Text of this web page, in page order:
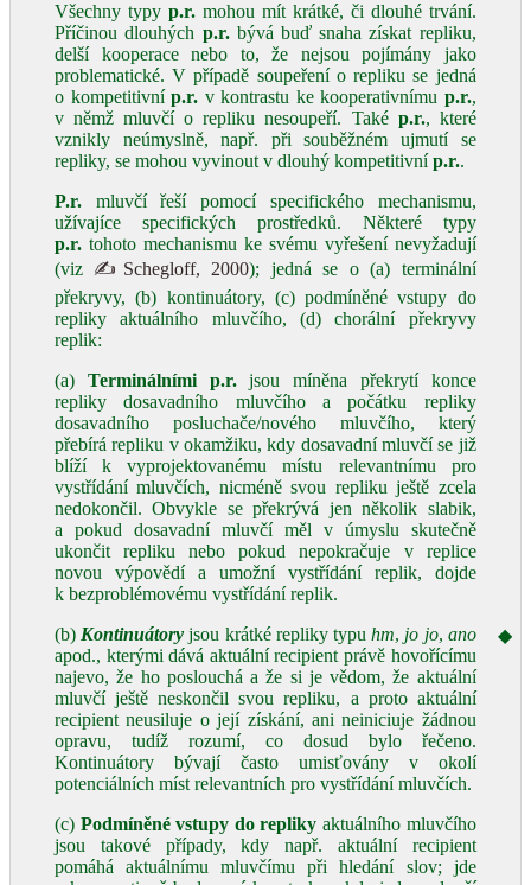
Všechny typy p.r.mohou mít krátké, či dlouhé trvání.
Příčinou dlouhých p.r.bývá buď snaha získat repliku,
delší kooperace nebo to, že nejsou pojímány jako
problematické. V případě soupeření o repliku se jedná
o kompetitivníp.r. v kontrastu ke kooperativnímu p.r.,
v němž mluvčí o repliku nesoupeří. Také p.r., které
vznikly neúmyslně, např. při souběžném ujmutí se
repliky, se mohou vyvinout v dlouhý kompetitivníp.r..
P.r. mluvčí řeší pomocí specifického mechanismu,
užívajíce specifických prostředků. Některé typy
p.r. tohoto mechanismu ke svému vyřešení nevyžadují
(viz ✍Schegloff, 2000); jedná se o (a) terminální
překryvy, (b) kontinuátory, (c) podmíněné vstupy do
repliky aktuálního mluvčího, (d) chorální překryvy
replik:
(a) Terminálními p.r.jsou míněna překrytí konce
repliky dosavadního mluvčího a počátku repliky
dosavadního posluchače/nového mluvčího, který
přebírá repliku v okamžiku, kdy dosavadní mluvčí se již
blíží k vyprojektovanému místu relevantnímu pro
vystřídání mluvčích, nicméně svou repliku ještě zcela
nedokončil. Obvykle se překrývá jen několik slabik,
a pokud dosavadní mluvčí měl v úmyslu skutečně
ukončit repliku nebo pokud nepokračuje v replice
novou výpovědí a umožní vystřídání replik, dojde
k bezproblémovému vystřídání replik.
(b) Kontinuátory jsou krátké repliky typuhm, jo jo, ano
apod., kterými dává aktuální recipient právě hovořícímu
najevo, že ho poslouchá a že si je vědom, že aktuální
mluvčí ještě neskončil svou repliku, a proto aktuální
recipient neusiluje o její získání, ani neiniciuje žádnou
opravu, tudíž rozumí, co dosud bylo řečeno.
Kontinuátory bývají často umisťovány v okolí
potenciálních míst relevantních pro vystřídání mluvčích.
(c) Podmíněné vstupy do repliky aktuálního mluvčího
jsou takové případy, kdy např. aktuální recipient
pomáhá aktuálnímu mluvčímu při hledání slov; jde
◆